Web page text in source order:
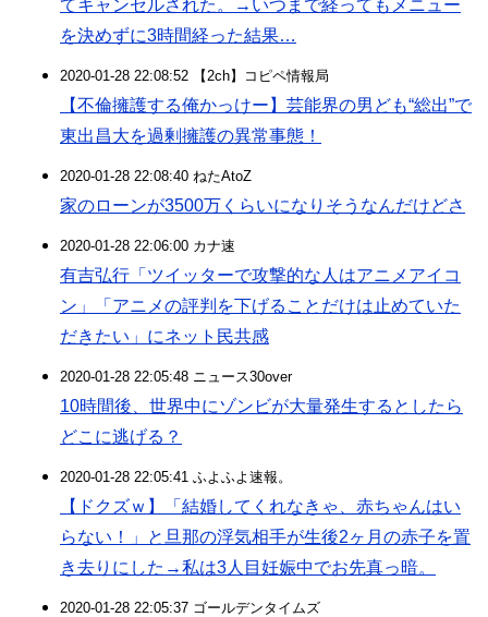
てキャンセルされた。→いつまで経ってもメニュー
を決めずに3時間経った結果…
2020-01-28 22:08:52 【2ch】コピペ情報局
【不倫擁護する俺かっけー】芸能界の男ども“総出”で
東出昌大を過剰擁護の異常事態！
2020-01-28 22:08:40 ねたAtoZ
家のローンが3500万くらいになりそうなんだけどさ
2020-01-28 22:06:00 カナ速
有吉弘行「ツイッターで攻撃的な人はアニメアイコ
ン」「アニメの評判を下げることだけは止めていた
だきたい」にネット民共感
2020-01-28 22:05:48 ニュース30over
10時間後、世界中にゾンビが大量発生するとしたら
どこに逃げる？
2020-01-28 22:05:41 ふよふよ速報。
【ドクズｗ】「結婚してくれなきゃ、赤ちゃんはい
らない！」と旦那の浮気相手が生後2ヶ月の赤子を置
き去りにした→私は3人目妊娠中でお先真っ暗。
2020-01-28 22:05:37 ゴールデンタイムズ